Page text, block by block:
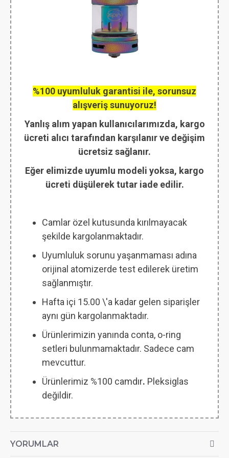
%100 uyumluluk garantisi ile, sorunsuz
alışveriş sunuyoruz!
Yanlış alım yapan kullanıcılarımızda, kargo
ücreti alıcı tarafından karşılanır ve değişim
ücretsiz sağlanır.
Eğer elimizde uyumlu modeli yoksa, kargo
ücreti düşülerek tutar iade edilir.
Camlar özel kutusunda kırılmayacak
şekilde kargolanmaktadır.
Uyumluluk sorunu yaşanmaması adına
orijinal atomizerde test edilerek üretim
sağlanmıştır.
Hafta içi 15.00 \'a kadar gelen siparişler
aynı gün kargolanmaktadır.
Ürünlerimizin yanında conta, o-ring
setleri bulunmamaktadır. Sadece cam
mevcuttur.
Ürünlerimiz %100 camdır. Pleksiglas
değildir.
YORUMLAR